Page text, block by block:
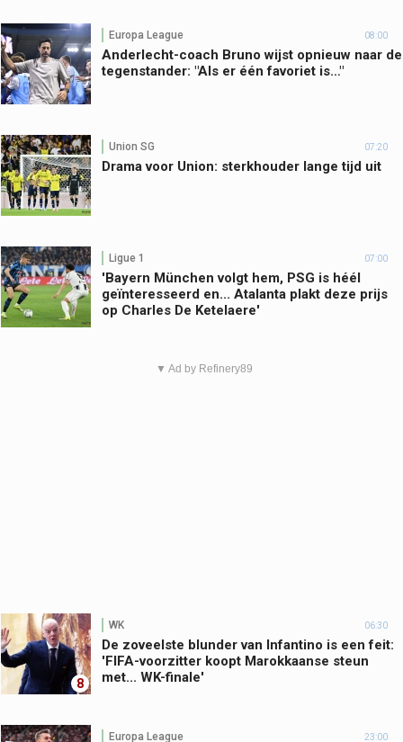
Europa League 08:00
Anderlecht-coach Bruno wijst opnieuw naar de
tegenstander: "Als er één favoriet is…"
Union SG 07:20
Drama voor Union: sterkhouder lange tijd uit
Ligue 1 07:00
'Bayern München volgt hem, PSG is héél
geïnteresseerd en... Atalanta plakt deze prijs
op Charles De Ketelaere'
▼ Ad by Refinery89
8
WK 06:30
De zoveelste blunder van Infantino is een feit:
'FIFA-voorzitter koopt Marokkaanse steun
met... WK-finale'
Europa League 23:00